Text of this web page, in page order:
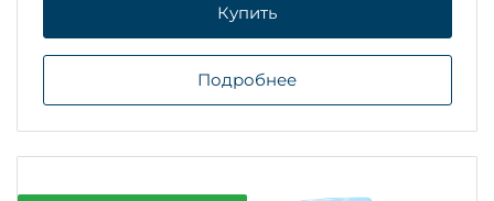
Купить
Подробнее